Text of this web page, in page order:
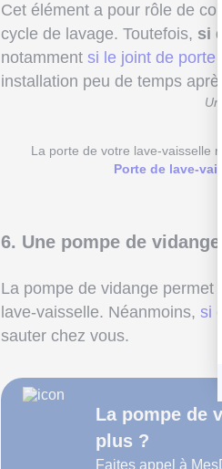
Cet élément a pour rôle de
cycle de lavage. Toutefois, si
notamment si le joint de porte
installation peu de temps
La porte de votre lave-vaisselle
Porte de lave-
6. Une pompe de
La pompe de vidange permet
lave-vaisselle. Néanmoins, si
sauter chez vous.
La pompe de
plus ?
Faites appel à